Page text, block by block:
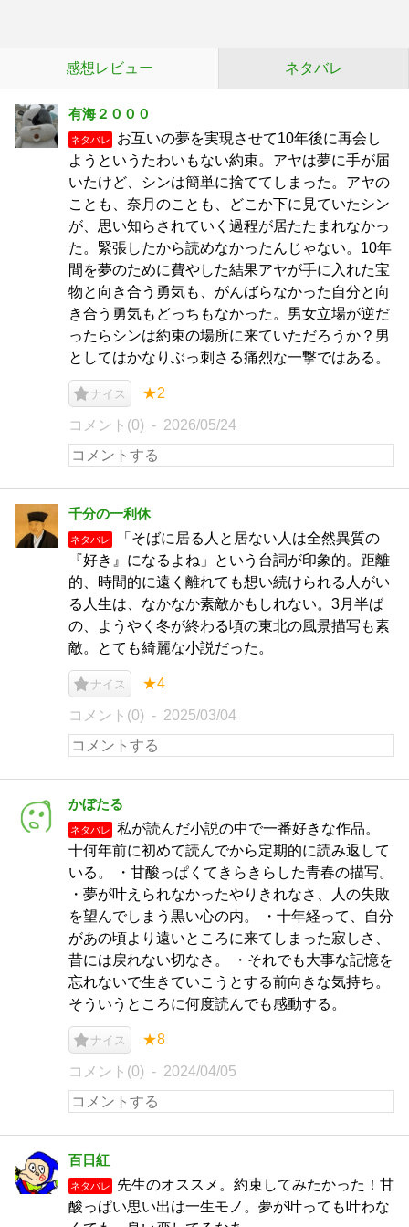
感想レビュー ネタバレ
有海２０００
ネタバレ
お互いの夢を実現させて10年後に再会し
ようというたわいもない約束。アヤは夢に手が届
いたけど、シンは簡単に捨ててしまった。アヤの
ことも、奈月のことも、どこか下に見ていたシン
が、思い知らされていく過程が居たたまれなかっ
た。緊張したから読めなかったんじゃない。10年
間を夢のために費やした結果アヤが手に入れた宝
物と向き合う勇気も、がんばらなかった自分と向
き合う勇気もどっちもなかった。男女立場が逆だ
ったらシンは約束の場所に来ていただろうか？男
としてはかなりぶっ刺さる痛烈な一撃ではある。
ナイス ★2
コメント(0) 2026/05/24
千分の一利休
ネタバレ
「そばに居る人と居ない人は全然異質の
『好き』になるよね」という台詞が印象的。距離
的、時間的に遠く離れても想い続けられる人がい
る人生は、なかなか素敵かもしれない。3月半ば
の、ようやく冬が終わる頃の東北の風景描写も素
敵。とても綺麗な小説だった。
ナイス ★4
コメント(0) 2025/03/04
かぼたる
ネタバレ
私が読んだ小説の中で一番好きな作品。
十何年前に初めて読んでから定期的に読み返して
いる。 ・甘酸っぱくてきらきらした青春の描写。
・夢が叶えられなかったやりきれなさ、人の失敗
を望んでしまう黒い心の内。 ・十年経って、自分
があの頃より遠いところに来てしまった寂しさ、
昔には戻れない切なさ。 ・それでも大事な記憶を
忘れないで生きていこうとする前向きな気持ち。
そういうところに何度読んでも感動する。
ナイス ★8
コメント(0) 2024/04/05
百日紅
ネタバレ
先生のオススメ。約束してみたかった！甘
酸っぱい思い出は一生モノ。夢が叶っても叶わな